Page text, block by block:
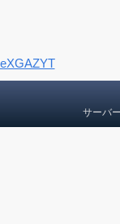
サーバ